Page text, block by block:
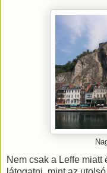
Nem csak a Leffe